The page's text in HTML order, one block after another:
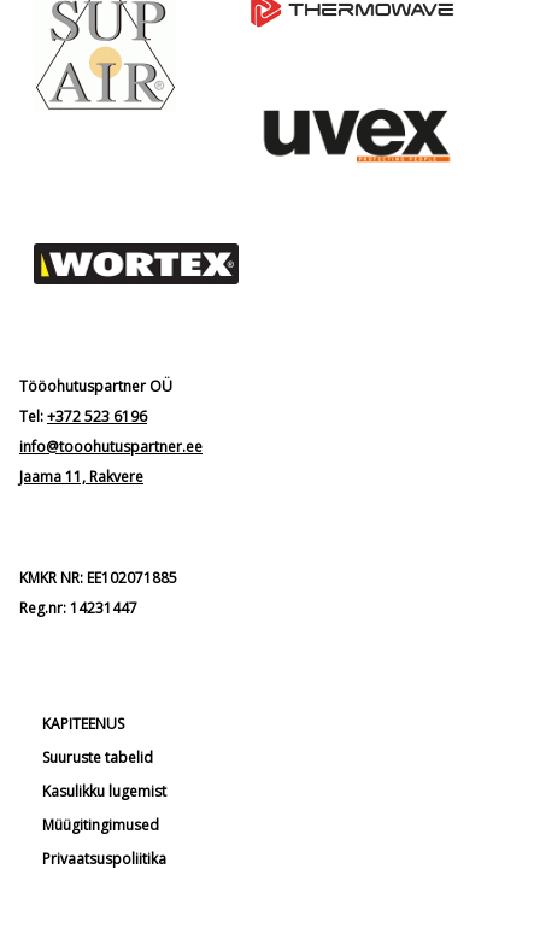
Tööohutuspartner OÜ
Tel:+372 523 6196
info@tooohutuspartner.ee
Jaama 11, Rakvere
KMKR NR: EE102071885
Reg.nr: 14231447
KAPITEENUS
Suuruste tabelid
Kasulikku lugemist
Müügitingimused
Privaatsuspoliitika